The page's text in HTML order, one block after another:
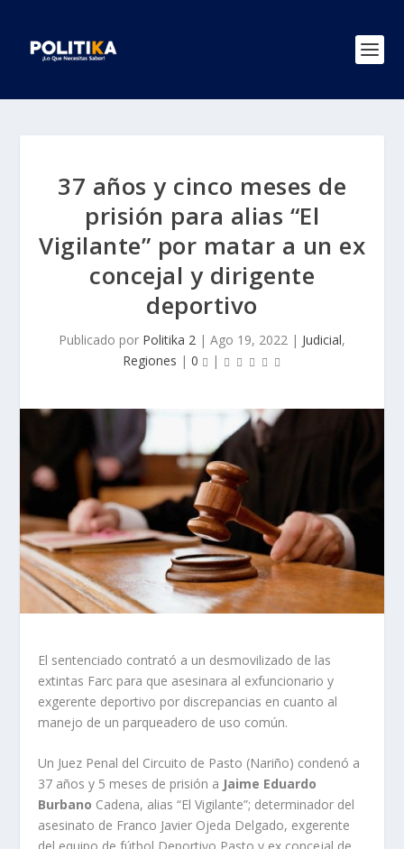
37 años y cinco meses de
prisión para alias “El
Vigilante” por matar a un ex
concejal y dirigente
deportivo
Publicado por Politika 2 | Ago 19, 2022 | Judicial,
Regiones | 0 |
El sentenciado contrató a un desmovilizado de las
extintas Farc para que asesinara al exfuncionario y
exgerente deportivo por discrepancias en cuanto al
manejo de un parqueadero de uso común.
Un Juez Penal del Circuito de Pasto (Nariño) condenó a
37 años y 5 meses de prisión a Jaime Eduardo
Burbano Cadena, alias “El Vigilante”; determinador del
asesinato de Franco Javier Ojeda Delgado, exgerente